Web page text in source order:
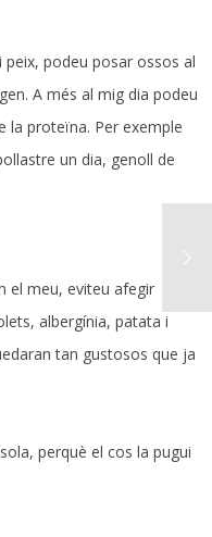
peix, podeu posar ossos al
A més al mig dia podeu
la proteïna. Per exemple
un dia, genoll de
el meu, eviteu afegir
albergínia, patata i
tan gustosos que ja
perquè el cos la pugui